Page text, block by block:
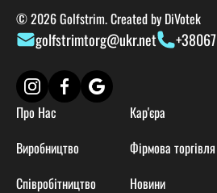
© 2026 Golfstrim. Created by DiVotek
Про Нас
Виробництво
Співробітництво
Кар'єра
Фірмова торгівля
Новини
golfstrimtorg@ukr.net